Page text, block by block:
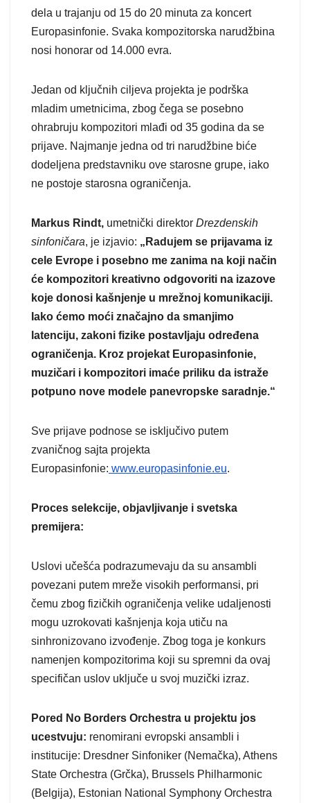
dela u trajanju od 15 do 20 minuta za koncert
Europasinfonie. Svaka kompozitorska narudžbina
nosi honorar od 14.000 evra.
Jedan od ključnih ciljeva projekta je podrška
mladim umetnicima, zbog čega se posebno
ohrabruju kompozitori mlađi od 35 godina da se
prijave. Najmanje jedna od tri narudžbine biće
dodeljena predstavniku ove starosne grupe, iako
ne postoje starosna ograničenja.
Markus Rindt, umetnički direktor Drezdenskih
sinfoničara, je izjavio: „Radujem se prijavama iz
cele Evrope i posebno me zanima na koji način
će kompozitori kreativno odgovoriti na izazove
koje donosi kašnjenje u mrežnoj komunikaciji.
Iako ćemo moći značajno da smanjimo
latenciju, zakoni fizike postavljaju određena
ograničenja. Kroz projekat Europasinfonie,
muzičari i kompozitori imaće priliku da istraže
potpuno nove modele panevropske saradnje.“
Sve prijave podnose se isključivo putem
zvaničnog sajta projekta
Europasinfonie: www.europasinfonie.eu.
Proces selekcije, objavljivanje i svetska
premijera:
Uslovi učešća podrazumevaju da su ansambli
povezani putem mreže visokih performansi, pri
čemu zbog fizičkih ograničenja velike udaljenosti
mogu uzrokovati kašnjenja koja utiču na
sinhronizovano izvođenje. Zbog toga je konkurs
namenjen kompozitorima koji su spremni da ovaj
specifičan uslov uključe u svoj muzički izraz.
Pored No Borders Orchestra u projektu jos
ucestvuju: renomirani evropski ansambli i
institucije: Dresdner Sinfoniker (Nemačka), Athens
State Orchestra (Grčka), Brussels Philharmonic
(Belgija), Estonian National Symphony Orchestra